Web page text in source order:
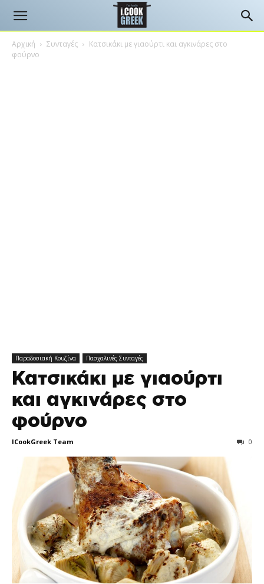
Αρχική Συνταγές
Κατσικάκι με γιαούρτι και αγκινάρες στο
φούρνο
Παραδοσιακή Κουζίνα Πασχαλινές Συνταγές
Κατσικάκι με γιαούρτι
και αγκινάρες στο
φούρνο
ICookGreek Team 0